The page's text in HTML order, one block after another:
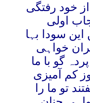
خود رفتگی
اولی
این سودا بہا
خواہی
گو با ما
کم آمیزی
تو ما را